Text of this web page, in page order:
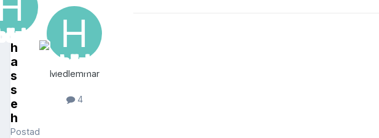
h
a
s
s
e
h
Postad
Medlemmar
4